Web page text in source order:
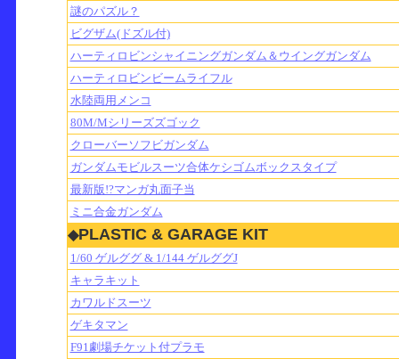
謎のパズル？
ビグザム(ドズル付)
ハーティロビンシャイニングガンダム＆ウイングガンダム
ハーティロビンビームライフル
水陸両用メンコ
80M/Mシリーズズゴック
クローバーソフビガンダム
ガンダムモビルスーツ合体ケシゴムボックスタイプ
最新版!?マンガ丸面子当
ミニ合金ガンダム
◆PLASTIC & GARAGE KIT
1/60 ゲルググ & 1/144 ゲルググJ
キャラキット
カワルドスーツ
ゲキタマン
F91劇場チケット付プラモ